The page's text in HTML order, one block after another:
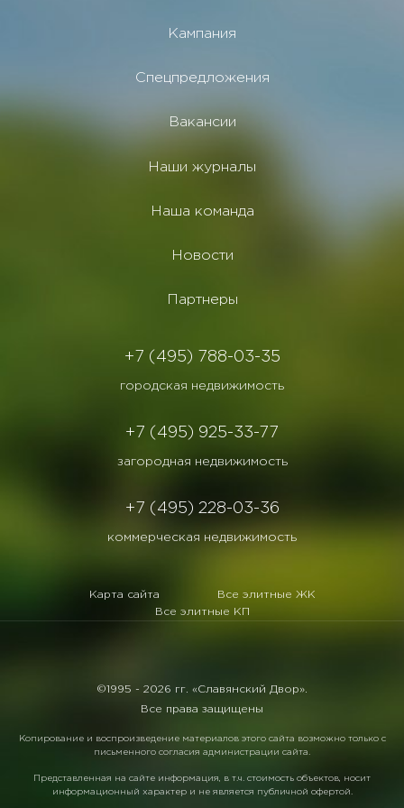
Кампания
Спецпредложения
Вакансии
Наши журналы
Наша команда
Новости
Партнеры
+7 (495) 788-03-35
городская недвижимость
+7 (495) 925-33-77
загородная недвижимость
+7 (495) 228-03-36
коммерческая недвижимость
Карта сайта
Все элитные ЖК
Все элитные КП
©1995 - 2026 гг. «Славянский Двор».
Все права защищены
Копирование и воспроизведение материалов этого сайта возможно только с
письменного согласия администрации сайта.
Представленная на сайте информация, в т.ч. стоимость объектов, носит
информационный характер и не является публичной офертой.